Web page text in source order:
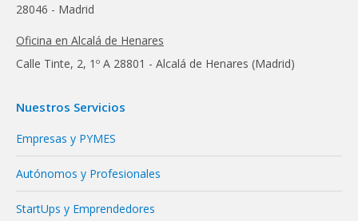
28046 - Madrid
Oficina en Alcalá de Henares
Calle Tinte, 2, 1º A 28801 - Alcalá de Henares (Madrid)
Nuestros Servicios
Empresas y PYMES
Autónomos y Profesionales
StartUps y Emprendedores